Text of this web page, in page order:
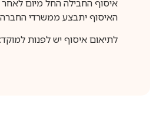
איסוף החבילה החל מיום לאחר הרכישה בשעה
האיסוף יתבצע ממשרדי החברה
לתיאום איסוף יש לפנות למוקד: 1700-50-70-60